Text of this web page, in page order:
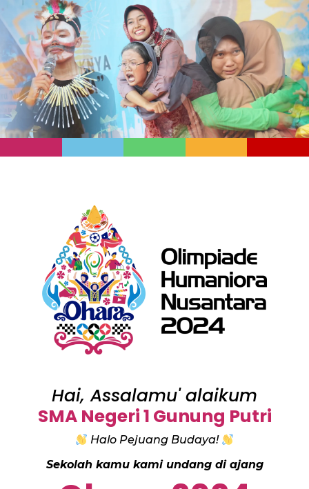
Hai, Assalamu' alaikum
SMA Negeri 1 Gunung Putri
Halo Pejuang Budaya!
Sekolah kamu kami undang di ajang